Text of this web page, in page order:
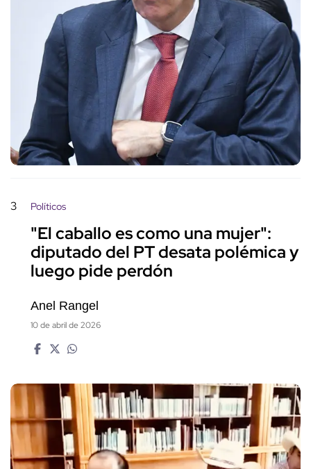
3 Políticos
"El caballo es como una mujer":
diputado del PT desata polémica y
luego pide perdón
Anel Rangel
10 de abril de 2026